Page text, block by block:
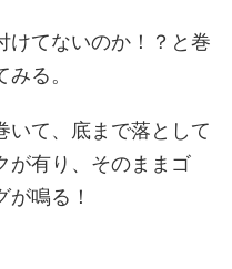
けてないのか！？と巻
る。
いて、底まで落として
が有り、そのままゴ
鳴る！